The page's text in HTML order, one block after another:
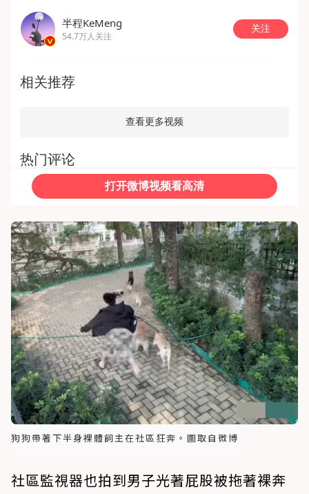
狗狗帶著下半身裸體飼主在社區狂奔。圖取自微博
社區監視器也拍到男子光著屁股被拖著裸奔